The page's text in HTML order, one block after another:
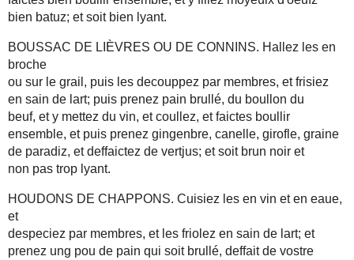
bien batuz; et soit bien lyant.
BOUSSAC DE LIÈVRES OU DE CONNINS. Hallez les en
broche
ou sur le grail, puis les decouppez par membres, et frisiez
en sain de lart; puis prenez pain brullé, du boullon du
beuf, et y mettez du vin, et coullez, et faictes boullir
ensemble, et puis prenez gingenbre, canelle, girofle, graine
de paradiz, et deffaictez de vertjus; et soit brun noir et
non pas trop lyant.
HOUDONS DE CHAPPONS. Cuisiez les en vin et en eaue,
et
despeciez par membres, et les friolez en sain de lart; et
prenez ung pou de pain qui soit brullé, deffait de vostre